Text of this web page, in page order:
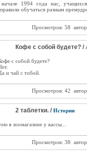
1994 года нас,
обучаться разным
Просмотров: 58
Кофе с собой будете? /
с собой будете?
и чай с тобой.
Просмотров: 42
2 таблетки. / Истории
в зоомагазине у кассы...
Просмотров: 38